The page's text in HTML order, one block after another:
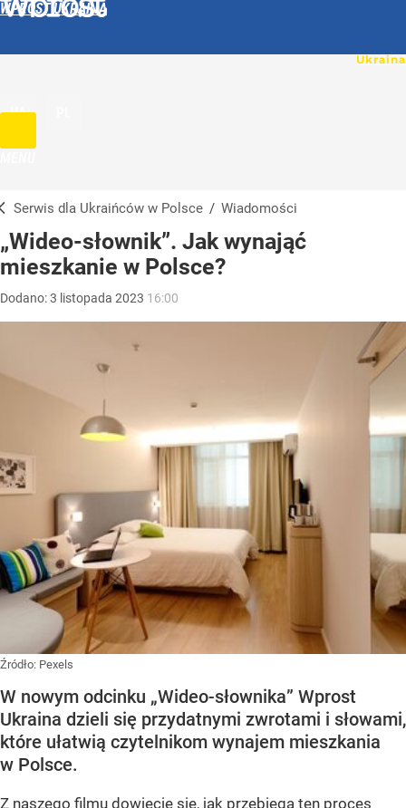
WPROST UKRAINA
UA
Serwis dla Ukraińców w Polsce / Wiadomości
„Wideo-słownik”. Jak wynająć
mieszkanie w Polsce?
Dodano:3 listopada 2023 16:00
Źródło: Pexels
W nowym odcinku „Wideo-słownika” Wprost
Ukraina dzieli się przydatnymi zwrotami i słowami,
które ułatwią czytelnikom wynajem mieszkania
w Polsce.
Z naszego filmu dowiecie się, jak przebiega ten proces